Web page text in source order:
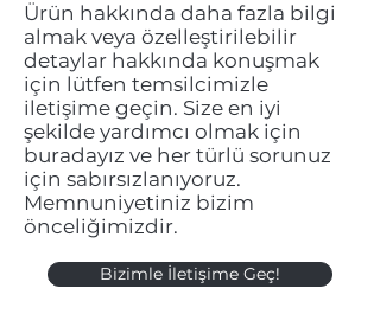
Ürün hakkında daha fazla bilgi
almak veya özelleştirilebilir
detaylar hakkında konuşmak
için lütfen temsilcimizle
iletişime geçin. Size en iyi
şekilde yardımcı olmak için
buradayız ve her türlü sorunuz
için sabırsızlanıyoruz.
Memnuniyetiniz bizim
önceliğimizdir.
Bizimle İletişime Geç!